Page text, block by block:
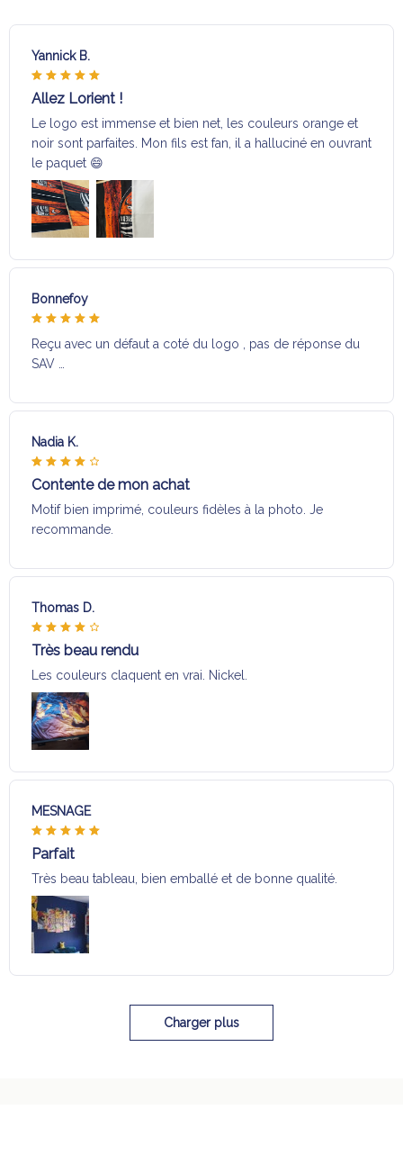
Yannick B.
Allez Lorient !
Le logo est immense et bien net, les couleurs orange et
noir sont parfaites. Mon fils est fan, il a halluciné en ouvrant
le paquet 😄
Bonnefoy
Reçu avec un défaut a coté du logo , pas de réponse du
SAV …
Nadia K.
Contente de mon achat
Motif bien imprimé, couleurs fidèles à la photo. Je
recommande.
Thomas D.
Très beau rendu
Les couleurs claquent en vrai. Nickel.
MESNAGE
Parfait
Très beau tableau, bien emballé et de bonne qualité.
Charger plus